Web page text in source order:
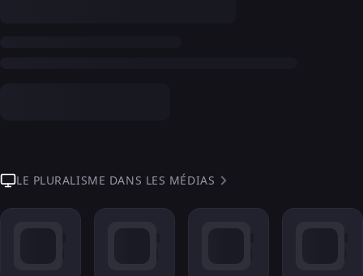
LE PLURALISME DANS LES MÉDIAS